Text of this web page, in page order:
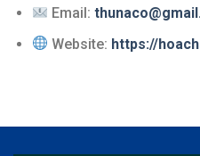
Email:
Website: https://